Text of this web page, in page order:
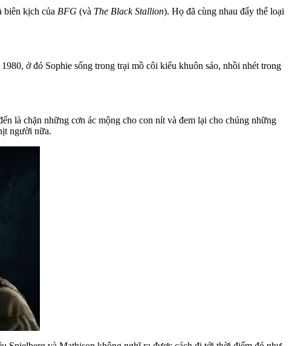
biên kịch của BFG (và The Black Stallion). Họ đã cùng nhau đẩy thể loại
ở đó Sophie sống trong trại mồ côi kiểu khuôn sáo, nhồi nhét trong
là chặn những cơn ác mộng cho con nít và đem lại cho chúng những
người nữa.